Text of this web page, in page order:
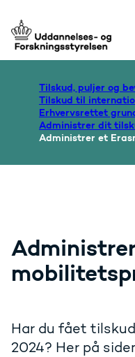
Gå til forsiden
Administrer dit
Administrer et
Har du fået
2024? Her på